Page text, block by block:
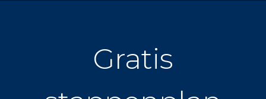
Gratis